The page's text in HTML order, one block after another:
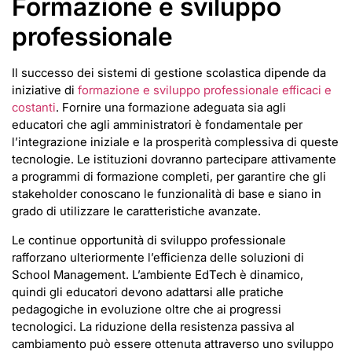
Formazione e sviluppo
professionale
Il successo dei sistemi di gestione scolastica dipende da
iniziative di formazione e sviluppo professionale efficaci e
costanti. Fornire una formazione adeguata sia agli
educatori che agli amministratori è fondamentale per
l’integrazione iniziale e la prosperità complessiva di queste
tecnologie. Le istituzioni dovranno partecipare attivamente
a programmi di formazione completi, per garantire che gli
stakeholder conoscano le funzionalità di base e siano in
grado di utilizzare le caratteristiche avanzate.
Le continue opportunità di sviluppo professionale
rafforzano ulteriormente l’efficienza delle soluzioni di
School Management. L’ambiente EdTech è dinamico,
quindi gli educatori devono adattarsi alle pratiche
pedagogiche in evoluzione oltre che ai progressi
tecnologici. La riduzione della resistenza passiva al
cambiamento può essere ottenuta attraverso uno sviluppo